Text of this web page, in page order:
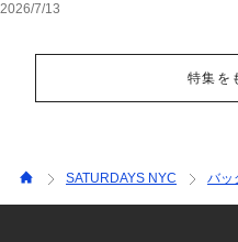
2026/7/13
特集を
SATURDAYS NYC バッ